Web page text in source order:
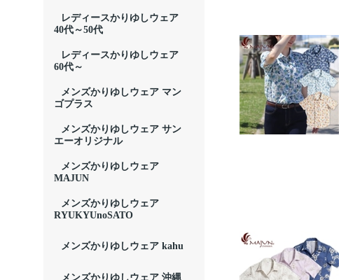
レディースかりゆしウェア
40代～50代
レディースかりゆしウェア
60代～
メンズかりゆしウェア マン
ゴプラス
メンズかりゆしウェア サン
エーオリジナル
メンズかりゆしウェア
MAJUN
メンズかりゆしウェア
RYUKYUnoSATO
メンズかりゆしウェア kahu
メンズかりゆしウェア 沖縄